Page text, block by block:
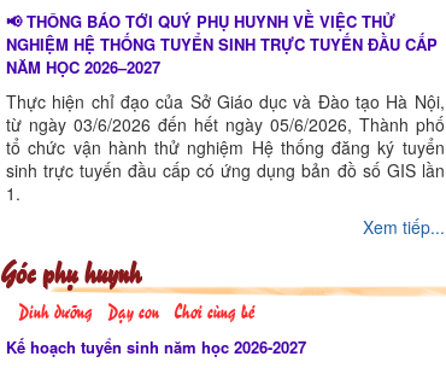
📢 THÔNG BÁO TỚI QUÝ PHỤ HUYNH VỀ VIỆC THỬ
NGHIỆM HỆ THỐNG TUYỂN SINH TRỰC TUYẾN ĐẦU CẤP
NĂM HỌC 2026–2027
Thực hiện chỉ đạo của Sở Giáo dục và Đào tạo Hà Nội,
từ ngày 03/6/2026 đến hết ngày 05/6/2026, Thành phố
tổ chức vận hành thử nghiệm Hệ thống đăng ký tuyển
sinh trực tuyến đầu cấp có ứng dụng bản đồ số GIS lần
1.
Xem tiếp...
Góc phụ huynh
Dinh dưỡng Dạy con Chơi cùng bé
Kế hoạch tuyển sinh năm học 2026-2027